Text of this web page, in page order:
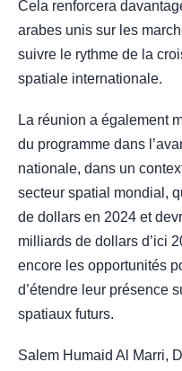
Cela renforcera
arabes unis sur les
suivre le rythme de la
spatiale internationale.
La réunion a également
du programme dans
nationale, dans un
secteur spatial mondial,
de dollars en 2024 et
milliards de dollars d’ici
encore les opportunités
d’étendre leur présence
spatiaux futurs.
Salem Humaid Al Marri,